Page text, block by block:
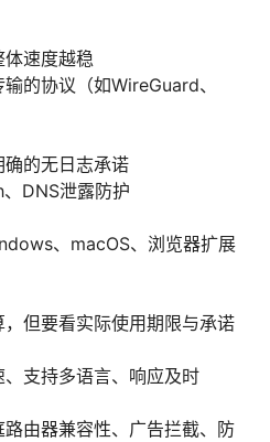
速度越稳
的协议（如WireGuard、
的无日志承诺
DNS泄露防护
、macOS、浏览器扩展
但要看实际使用期限与承诺
支持多语言、响应及时
由器兼容性、广告拦截、防